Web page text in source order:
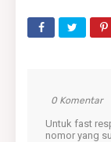
0 Komentar
Untuk fast
nomor yang